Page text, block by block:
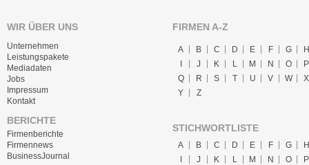
WIR ÜBER UNS
Unternehmen
Leistungspakete
Mediadaten
Jobs
Impressum
Kontakt
BERICHTE
Firmenberichte
Firmennews
BusinessJournal
FIRMEN A-Z
A B C D E F G
H
J K L M N O
P
Q
R S T U V W
X
Y
Z
STICHWORTLISTE
A B C D E F G
H
I
J K L M N O
P